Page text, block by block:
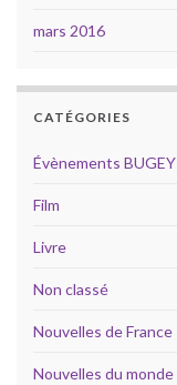
mars 2016
CATÉGORIES
Évènements BUGEY
Film
Livre
Non classé
Nouvelles de France
Nouvelles du monde